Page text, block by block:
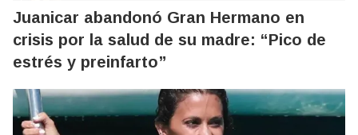
Juanicar abandonó Gran Hermano en
crisis por la salud de su madre: “Pico de
estrés y preinfarto”